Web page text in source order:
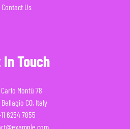
Contact Us
In Touch
Montù 78
Bellagio CO, Italy
6254 7855